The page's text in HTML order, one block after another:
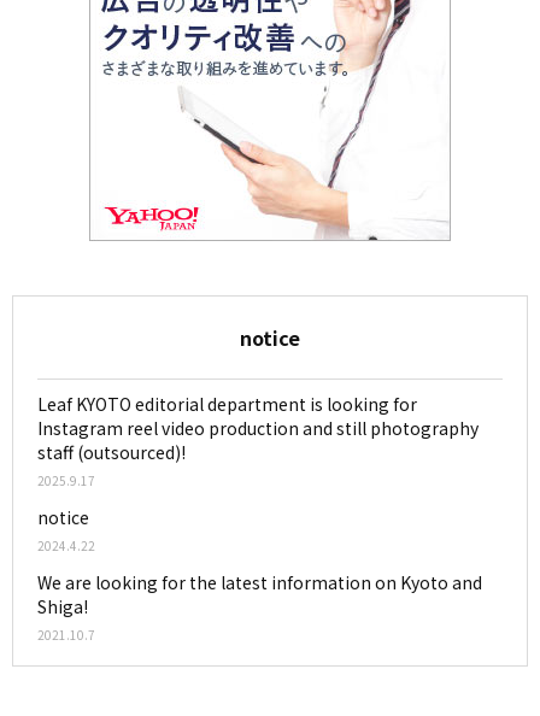
notice
Leaf KYOTO editorial department is looking for
Instagram reel video production and still photography
staff (outsourced)!
2025.9.17
notice
2024.4.22
We are looking for the latest information on Kyoto and
Shiga!
2021.10.7